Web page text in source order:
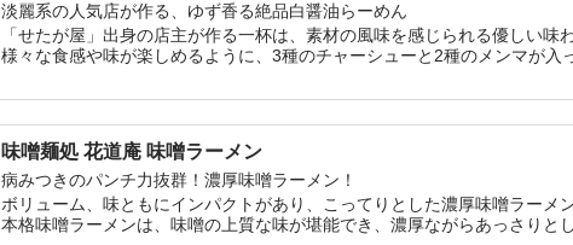
淡麗系の人気店が作る、ゆず香る絶品白醤油らーめん
「せたが屋」出身の店主が作る一杯は、素材の風味を感じられる優しい味
様々な食感や味が楽しめるように、3種のチャーシューと2種のメンマが入
味噌麺処 花道庵 味噌ラーメン
病みつきのパンチ力抜群！濃厚味噌ラーメン！
ボリューム、味ともにインパクトがあり、こってりとした濃厚味噌ラーメ
本格味噌ラーメンは、味噌の上質な味が堪能でき、濃厚ながらあっさりと